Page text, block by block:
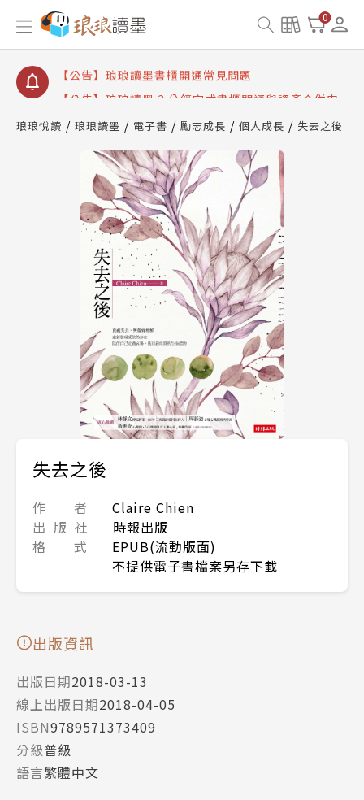
0
【公告】琅琅讀墨數位閱讀資產合併與書櫃開通申請
【公告】琅琅讀墨書櫃開通常見問題
【公告】琅琅讀墨 3 分鐘完成書櫃開通與資產合併申
查詢
【公告】琅琅讀墨數位閱讀資產合併與書櫃開通申請
琅琅悅讀 琅琅讀墨 電子書 勵志成長 個人成長 失去之後
失去之後
作 者
Claire Chien
出 版 社
時報出版
格 式
EPUB(流動版面)
不提供電子書檔案另存下載
出版資訊
出版日期2018-03-13
線上出版日期2018-04-05
ISBN9789571373409
分級普級
語言繁體中文